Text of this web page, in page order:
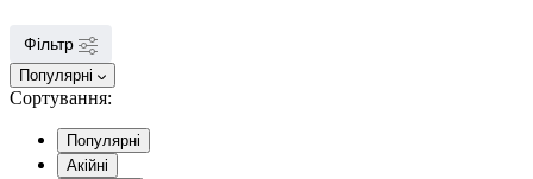
Фільтр
Популярні
Сортування:
Популярні
Акійні